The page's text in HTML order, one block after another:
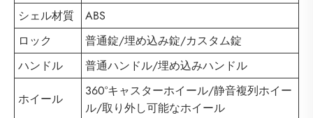
シェル材質
ABS
ロック
普通錠/埋め込み錠/カスタム錠
ハンドル
普通ハンドル/埋め込みハンドル
ホイール
360°キャスターホイール/静音複列ホイー
ル/取り外し可能なホイール